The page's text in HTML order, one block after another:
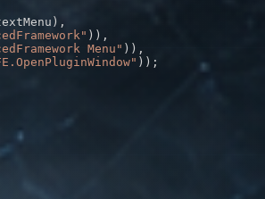
) ,
) ) ,
Menu" ) ) ,
) ) ;